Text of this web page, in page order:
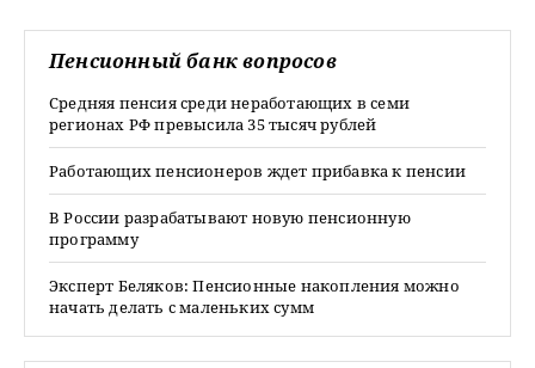
Пенсионный банк вопросов
Средняя пенсия среди неработающих в семи
регионах РФ превысила 35 тысяч рублей
Работающих пенсионеров ждет прибавка к пенсии
В России разрабатывают новую пенсионную
программу
Эксперт Беляков: Пенсионные накопления можно
начать делать с маленьких сумм